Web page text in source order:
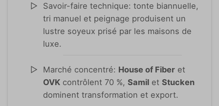
Savoir-faire technique: tonte biannuelle,
tri manuel et peignage produisent un
lustre soyeux prisé par les maisons de
luxe.
Marché concentré: House of Fiber et
OVK contrôlent 70 %,Samil etStucken
dominent transformation et export.